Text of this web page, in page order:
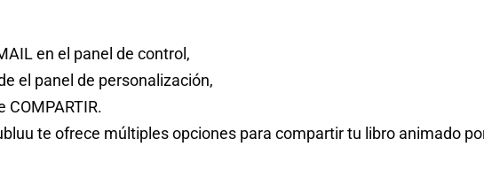
en el panel de control,
el panel de personalización,
COMPARTIR.
te ofrece múltiples opciones para compartir tu libro animado